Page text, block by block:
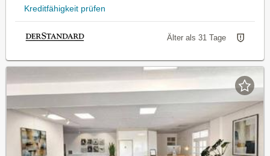
Kreditfähigkeit prüfen
Älter als 31 Tage